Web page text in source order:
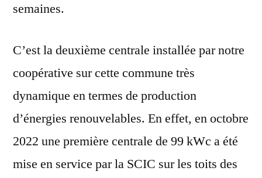
semaines.
C’est la deuxième centrale installée par notre
coopérative sur cette commune très
dynamique en termes de production
d’énergies renouvelables. En effet, en octobre
2022 une première centrale de 99 kWc a été
mise en service par la SCIC sur les toits des